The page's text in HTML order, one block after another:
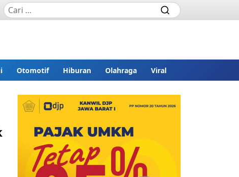
Otomotif Hiburan Olahraga Viral